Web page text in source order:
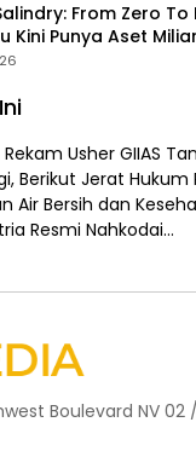
From Zero To
Kini Punya Aset
Usher GIIAS
Berikut Jerat Hukum
Air Bersih dan
Resmi Nahkodai…
Boulevard NV 02